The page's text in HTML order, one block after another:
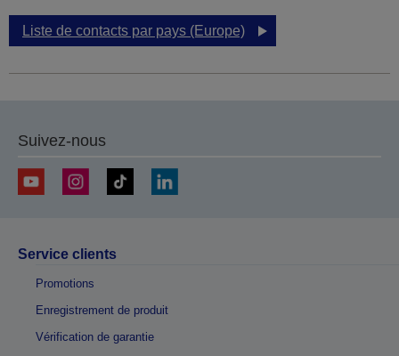
Liste de contacts par pays (Europe)
Suivez-nous
Service clients
Promotions
Enregistrement de produit
Vérification de garantie